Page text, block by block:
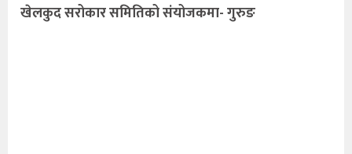
खेलकुद सरोकार समितिको संयोजकमा- गुरुङ